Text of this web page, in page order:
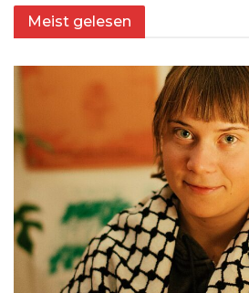
Meist gelesen